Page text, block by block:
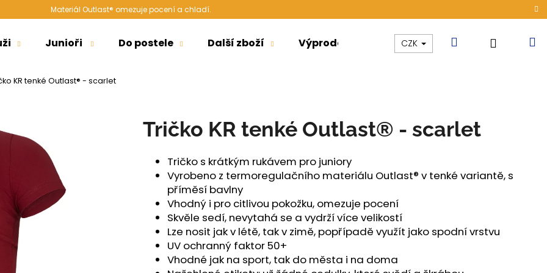
Materiál Outlast® omezuje pocení a chladí.
Junioři Do postele Další zboží Výprodej Kolekce Akce
CZK Hledat
KR tenké Outlast® - scarlet
Tričko KR tenké Outlast® - scarlet
Tričko s krátkým rukávem pro juniory
Vyrobeno z termoregulačního materiálu Outlast® v tenké variantě, s
příměsí bavlny
Vhodný i pro citlivou pokožku, omezuje pocení
Skvěle sedí, nevytahá se a vydrží více velikostí
Lze nosit jak v létě, tak v zimě, popřípadě využít jako spodní vrstvu
UV ochranný faktor 50+
Vhodné jak na sport, tak do města i na doma
Doporučujeme
ŠORTKY HIGH LONG DÁMSKÉ TENKÉ ŠORTKY HIGH DÁMSKÉ TENKÉ OUTLAST®